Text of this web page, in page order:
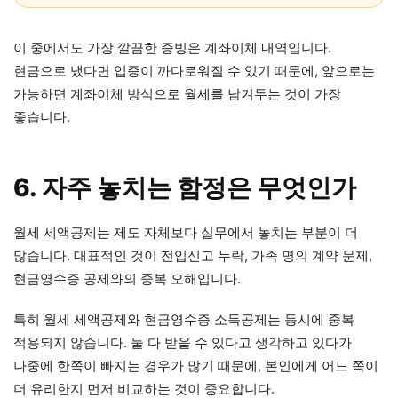
이 중에서도 가장 깔끔한 증빙은 계좌이체 내역입니다.
현금으로 냈다면 입증이 까다로워질 수 있기 때문에, 앞으로는
가능하면 계좌이체 방식으로 월세를 남겨두는 것이 가장
좋습니다.
6. 자주 놓치는 함정은 무엇인가
월세 세액공제는 제도 자체보다 실무에서 놓치는 부분이 더
많습니다. 대표적인 것이 전입신고 누락, 가족 명의 계약 문제,
현금영수증 공제와의 중복 오해입니다.
특히 월세 세액공제와 현금영수증 소득공제는 동시에 중복
적용되지 않습니다. 둘 다 받을 수 있다고 생각하고 있다가
나중에 한쪽이 빠지는 경우가 많기 때문에, 본인에게 어느 쪽이
더 유리한지 먼저 비교하는 것이 중요합니다.